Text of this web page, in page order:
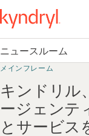
ニュースルーム
メインフレーム
キンドリル
ージェンテ
とサービス